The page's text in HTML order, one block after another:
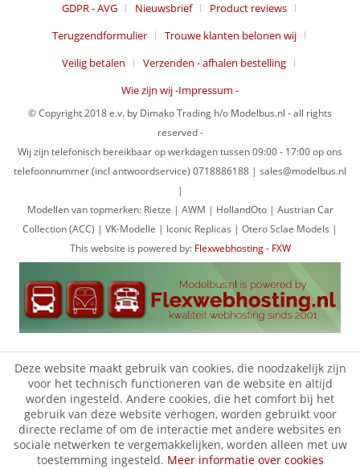
GDPR - AVG
Nieuwsbrief
Product reviews
Terugzendformulier
Trouwe klanten belonen wij
Veilig betalen
Verzenden - afhalen bestelling
Wie zijn wij -Impressum -
© Copyright 2018 e.v. by Dimako Trading h/o Modelbus.nl - all rights
reserved -
Wij zijn telefonisch bereikbaar op werkdagen tussen 09:00 - 17:00 op ons
telefoonnummer (incl antwoordservice) 0718886188 | sales@modelbus.nl
|
Modellen van topmerken: Rietze | AWM | HollandOto | Austrian Car
Collection (ACC) | VK-Modelle | Iconic Replicas | Otero Sclae Models |
This website is powered by: Flexwebhosting - FXW
Deze website maakt gebruik van cookies, die noodzakelijk zijn
voor het technisch functioneren van de website en altijd
worden ingesteld. Andere cookies, die het comfort bij het
gebruik van deze website verhogen, worden gebruikt voor
directe reclame of om de interactie met andere websites en
sociale netwerken te vergemakkelijken, worden alleen met uw
toestemming ingesteld. Meer informatie over cookies